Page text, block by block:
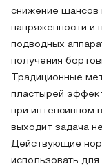
снижение шансов
напряженности и
подводных
получения
Традиционные
пластырей
при интенсивном
выходит задача
Действующие
использовать